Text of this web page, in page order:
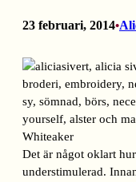
23 februari, 2014•
Det är något oklart
understimulerad.